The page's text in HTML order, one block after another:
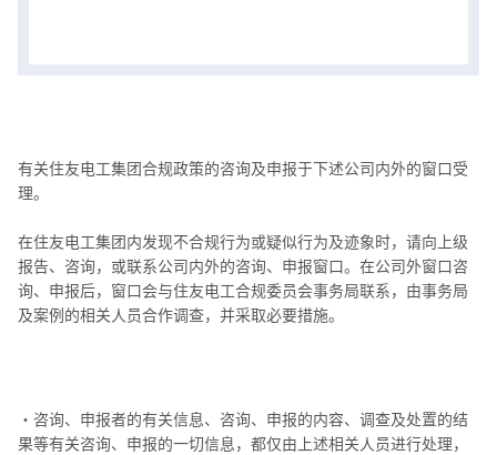
有关住友电工集团合规政策的咨询及申报于下述公司内外的窗口受
理。
在住友电工集团内发现不合规行为或疑似行为及迹象时，请向上级
报告、咨询，或联系公司内外的咨询、申报窗口。在公司外窗口咨
询、申报后，窗口会与住友电工合规委员会事务局联系，由事务局
及案例的相关人员合作调查，并采取必要措施。
・咨询、申报者的有关信息、咨询、申报的内容、调查及处置的结
果等有关咨询、申报的一切信息，都仅由上述相关人员进行处理，